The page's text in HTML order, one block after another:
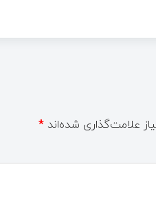
علامت‌گذاری شده‌اند *